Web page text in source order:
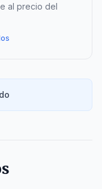
al precio del